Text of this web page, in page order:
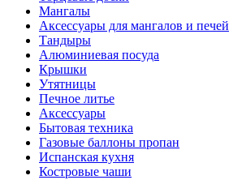
Мангалы
Аксессуары для мангалов и печей
Тандыры
Алюминиевая посуда
Крышки
Утятницы
Печное литье
Аксессуары
Бытовая техника
Газовые баллоны пропан
Испанская кухня
Костровые чаши